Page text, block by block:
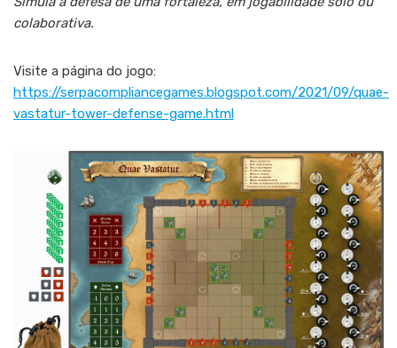
colaborativa.
Visite a página do jogo:
https://serpacompliancegames.blogspot.com/2021/09/quae-
vastatur-tower-defense-game.html